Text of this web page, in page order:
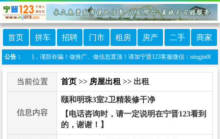
首页 拼车 招聘 门市 租房 房产 二手 商家
公告：
高警惕，谨防诈骗！做推广、做信息置顶！请加宁晋123客服微信：ningjin009
当前位置 首页 >> 房屋出租 >> 出租
信息内容
颐和明珠3室2卫精装修干净
【电话咨询时，请一定说明在宁晋123看到
的，谢谢！】